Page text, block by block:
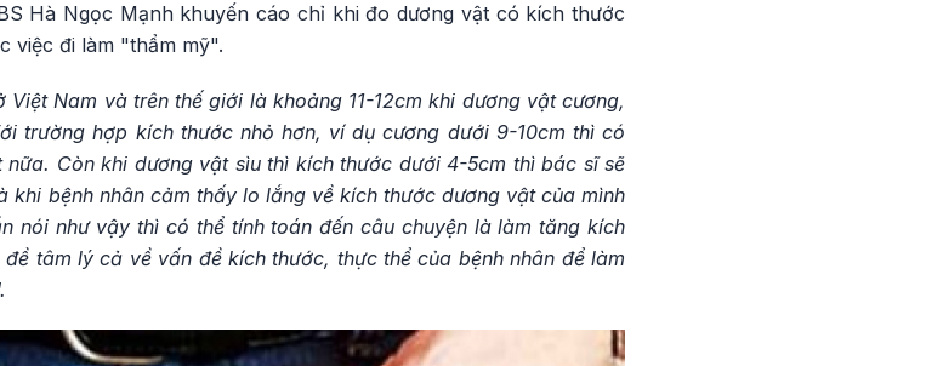
Hà Ngọc Mạnh khuyến cáo chỉ khi đo dương vật có kích thước
việc đi làm "thẩm mỹ".
Nam và trên thế giới là khoảng 11-12cm khi dương vật cương,
trường hợp kích thước nhỏ hơn, ví dụ cương dưới 9-10cm thì có
Còn khi dương vật sìu thì kích thước dưới 4-5cm thì bác sĩ sẽ
bệnh nhân cảm thấy lo lắng về kích thước dương vật của mình
nói như vậy thì có thể tính toán đến câu chuyện là làm tăng kích
tâm lý cả về vấn đề kích thước, thực thể của bệnh nhân để làm